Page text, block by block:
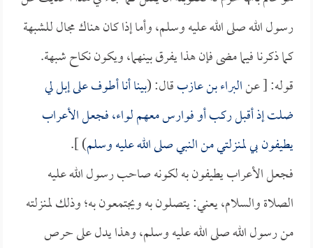
رسول الله صلى الله عليه وسلم، وأما إذا كان هناك مجال للشبهة
كما ذكرنا فيما مضى فإن هذا يفرق بينهما، ويكون نكاح شبهة.
قوله: [ عنالبراء بن عازبقال: (بينا أنا أطوف على إبل لي
ضلت إذ أقبل ركب أو فوارس معهم لواء، فجعل الأعراب
يطيفون بي لمنزلتي من النبي صلى الله عليه وسلم) ].
فجعل الأعراب يطيفون به لكونه صاحب رسول الله عليه
الصلاة والسلام، يعني: يتصلون به ويجتمعون به؛ وذلك لمنزلته
من رسول الله صلى الله عليه وسلم، وهذا يدل على حرص